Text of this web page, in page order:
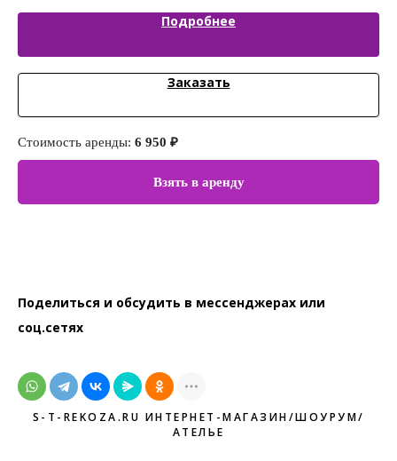
Подробнее
Заказать
Стоимость аренды: 6 950 ₽
Взять в аренду
Поделиться и обсудить в мессенджерах или
соц.сетях
S-T-REKOZA.RU ИНТЕРНЕТ-МАГАЗИН/ШОУРУМ/
АТЕЛЬЕ